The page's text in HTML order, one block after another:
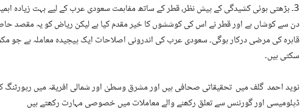
3۔ بڑھتی ہوئی کشیدگی کے پیش نظر، قطر کے ساتھ مفاہمت سعودی عرب کے لیے بہت زیادہ
دن سے کوشاں ہے اور قطر نے اس کی کوششوں کا خیر مقدم کیا ہے لیکن ریاض کو یہ مقصد
قاہرہ کی مرضی درکار ہوگی۔ سعودی عرب کی اندرونی اصلاحات ایک پیچیدہ معاملہ ہے جو
سکتی ہیں۔
نوید احمد گلف میں تحقیقاتی صحافی ہیں اور مشرق وسطیٰ اور شمالی افریقہ میں رپورٹنگ
ڈپلومیسی اور گورننس سے تعلق رکھنے والے معاملات میں خصوصی مہارت رکھتے ہیں